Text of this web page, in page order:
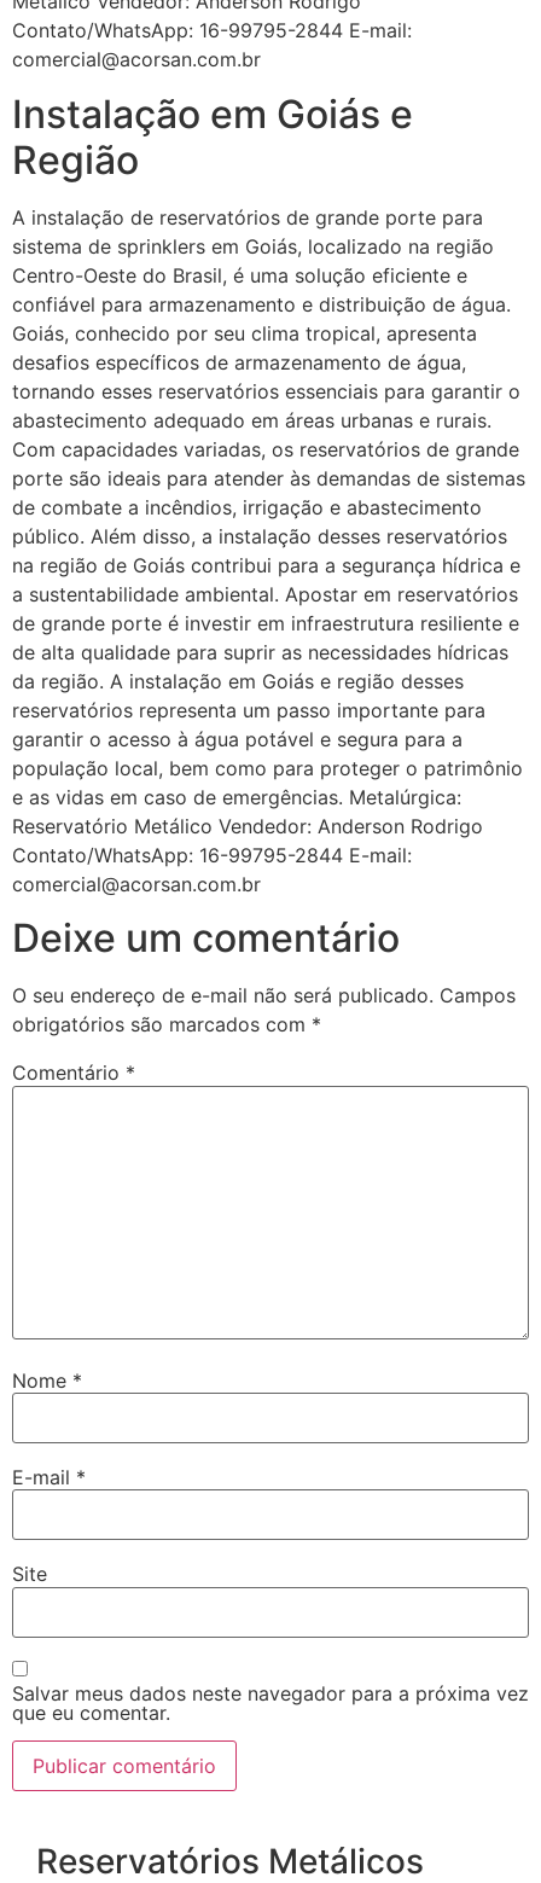
Contato/WhatsApp: 16-99795-2844 E-mail:
comercial@acorsan.com.br
Instalação em Goiás e
Região
A instalação de reservatórios de grande porte para
sistema de sprinklers em Goiás, localizado na região
Centro-Oeste do Brasil, é uma solução eficiente e
confiável para armazenamento e distribuição de água.
Goiás, conhecido por seu clima tropical, apresenta
desafios específicos de armazenamento de água,
tornando esses reservatórios essenciais para garantir o
abastecimento adequado em áreas urbanas e rurais.
Com capacidades variadas, os reservatórios de grande
porte são ideais para atender às demandas de sistemas
de combate a incêndios, irrigação e abastecimento
público. Além disso, a instalação desses reservatórios
na região de Goiás contribui para a segurança hídrica e
a sustentabilidade ambiental. Apostar em reservatórios
de grande porte é investir em infraestrutura resiliente e
de alta qualidade para suprir as necessidades hídricas
da região. A instalação em Goiás e região desses
reservatórios representa um passo importante para
garantir o acesso à água potável e segura para a
população local, bem como para proteger o patrimônio
e as vidas em caso de emergências. Metalúrgica:
Reservatório Metálico Vendedor: Anderson Rodrigo
Contato/WhatsApp: 16-99795-2844 E-mail:
comercial@acorsan.com.br
Deixe um comentário
O seu endereço de e-mail não será publicado. Campos
obrigatórios são marcados com *
Comentário *
Nome *
E-mail *
Site
Salvar meus dados neste navegador para a próxima vez
que eu comentar.
Reservatórios Metálicos